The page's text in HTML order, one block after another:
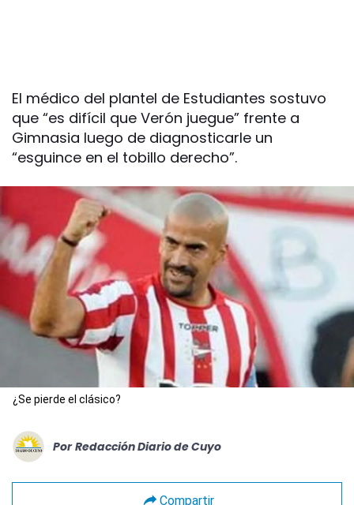
El médico del plantel de Estudiantes sostuvo
que “es difícil que Verón juegue” frente a
Gimnasia luego de diagnosticarle un
“esguince en el tobillo derecho”.
¿Se pierde el clásico?
Por Redacción Diario de Cuyo
Compartir